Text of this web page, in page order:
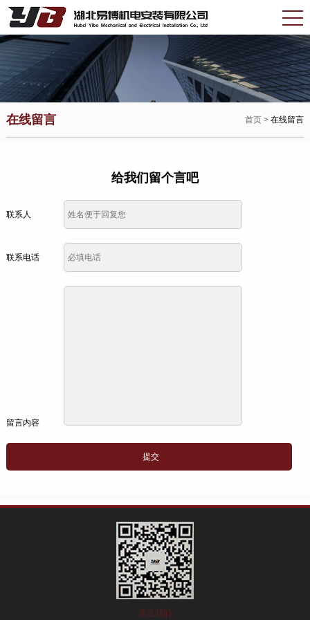
在线留言 首页 > 在线留言
给我们留个言吧
联系人
联系电话
留言内容
关注我们